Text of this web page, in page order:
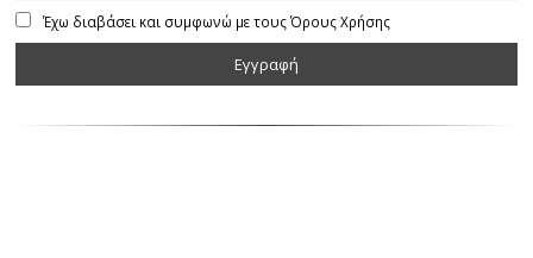
Έχω διαβάσει και συμφωνώ με τους Όρους Χρήσης